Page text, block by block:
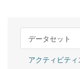
データセット
アクティビテ